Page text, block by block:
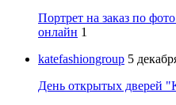
Портрет на заказ по
онлайн 1
katefashiongroup 5
День открытых дверей